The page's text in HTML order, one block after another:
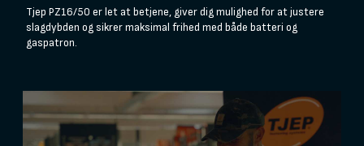
Tjep PZ16/50 er let at betjene, giver dig mulighed for at justere
slagdybden og sikrer maksimal frihed med både batteri og
gaspatron.